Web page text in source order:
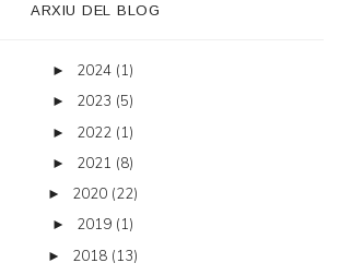
ARXIU DEL BLOG
► 2024 (1)
► 2023 (5)
► 2022 (1)
► 2021 (8)
► 2020 (22)
► 2019 (1)
► 2018 (13)